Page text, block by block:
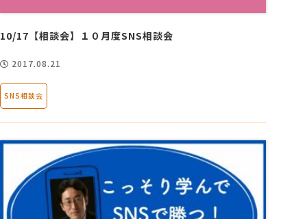
10/17【相談会】１０月度SNS相談会
2017.08.21
SNS相談会